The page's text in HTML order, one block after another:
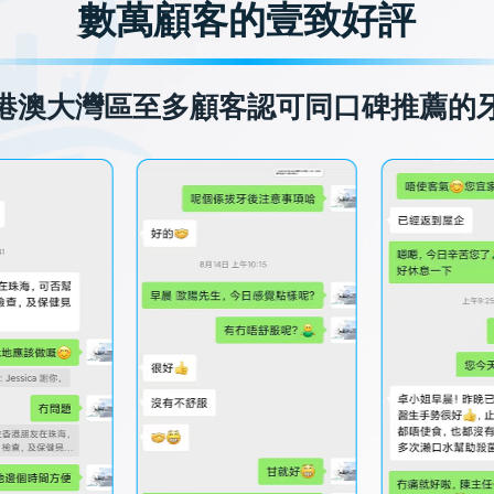
數萬顧客的壹致好評
澳大灣區至多顧客認可同口碑推薦的